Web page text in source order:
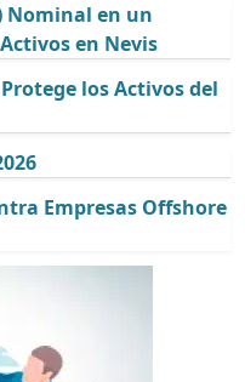
Nominal en un
en Nevis
los Activos del
Empresas Offshore